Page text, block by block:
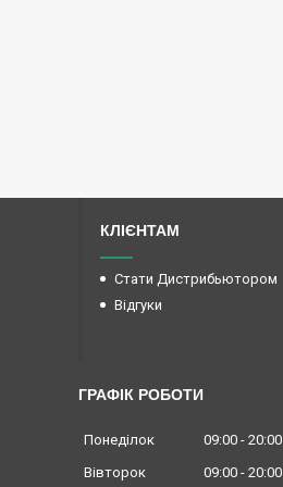
КЛІЄНТАМ
Стати Дистрибьютором
Відгуки
ГРАФІК РОБОТИ
Понеділок 09:00
20:00
Вівторок
09:00 20:00